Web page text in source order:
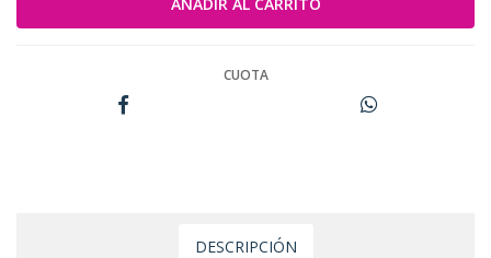
CUOTA
DESCRIPCIÓN